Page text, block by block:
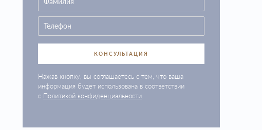
КОНСУЛЬТАЦИЯ
Нажав кнопку, вы соглашаетесь с тем, что ваша
информация будет использована в соответствии
с Политикой конфиденциальности